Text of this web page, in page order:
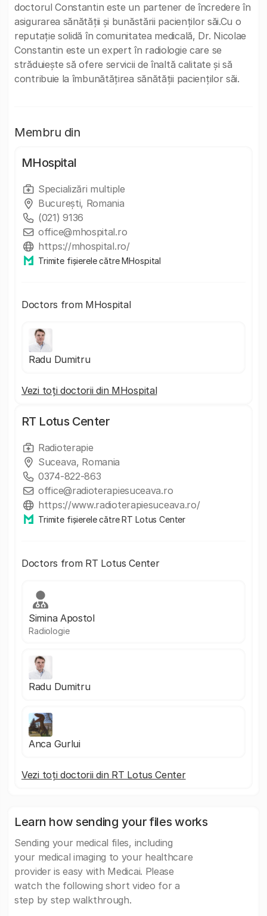
doctorul Constantin este un partener de încredere în
asigurarea sănătății și bunăstării pacienților săi.Cu o
reputație solidă în comunitatea medicală, Dr. Nicolae
Constantin este un expert în radiologie care se
străduiește să ofere servicii de înaltă calitate și să
contribuie la îmbunătățirea sănătății pacienților săi.
Membru din
MHospital
Specializări multiple
București, Romania
(021) 9136
office@mhospital.ro
https://mhospital.ro/
Trimite fișierele către MHospital
Doctors from MHospital
Radu Dumitru
Vezi toți doctorii din MHospital
RT Lotus Center
Radioterapie
Suceava, Romania
0374-822-863
office@radioterapiesuceava.ro
https://www.radioterapiesuceava.ro/
Trimite fișierele către RT Lotus Center
Doctors from RT Lotus Center
Simina Apostol
Radiologie
Radu Dumitru
Anca Gurlui
Vezi toți doctorii din RT Lotus Center
Learn how sending your files works
Sending your medical files, including
your medical imaging to your healthcare
provider is easy with Medicai. Please
watch the following short video for a
step by step walkthrough.